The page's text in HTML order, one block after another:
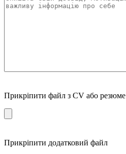
Прикріпити файл з CV або резюме
Прикріпити додатковий файл